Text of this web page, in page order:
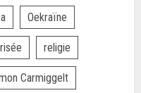
Oekraïne
religie
Carmiggelt